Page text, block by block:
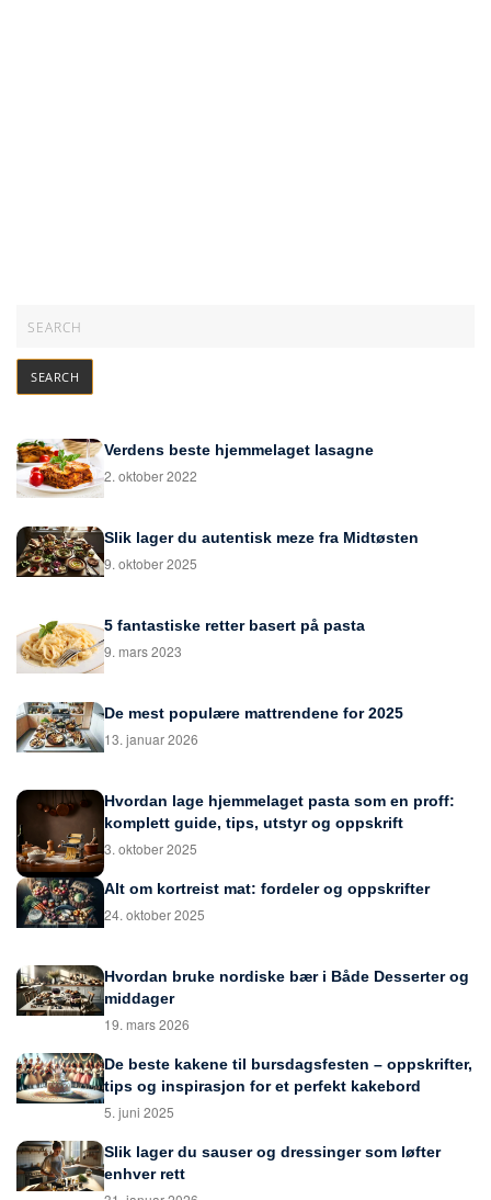
Verdens beste hjemmelaget lasagne
2. oktober 2022
Slik lager du autentisk meze fra Midtøsten
9. oktober 2025
5 fantastiske retter basert på pasta
9. mars 2023
De mest populære mattrendene for 2025
13. januar 2026
Hvordan lage hjemmelaget pasta som en proff:
komplett guide, tips, utstyr og oppskrift
3. oktober 2025
Alt om kortreist mat: fordeler og oppskrifter
24. oktober 2025
Hvordan bruke nordiske bær i Både Desserter og
middager
19. mars 2026
De beste kakene til bursdagsfesten – oppskrifter,
tips og inspirasjon for et perfekt kakebord
5. juni 2025
Slik lager du sauser og dressinger som løfter
enhver rett